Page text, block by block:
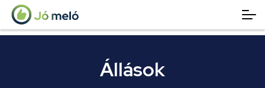
Állások